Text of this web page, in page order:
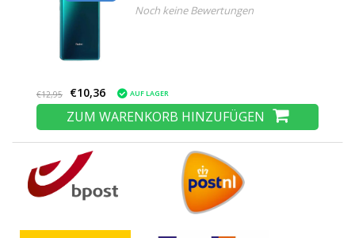
gehärtetem Glas - Schutz vor stoßfesten
Noch keine Bewertungen
€12,95 €10,36 AUF LAGER
ZUM WARENKORB HINZUFÜGEN